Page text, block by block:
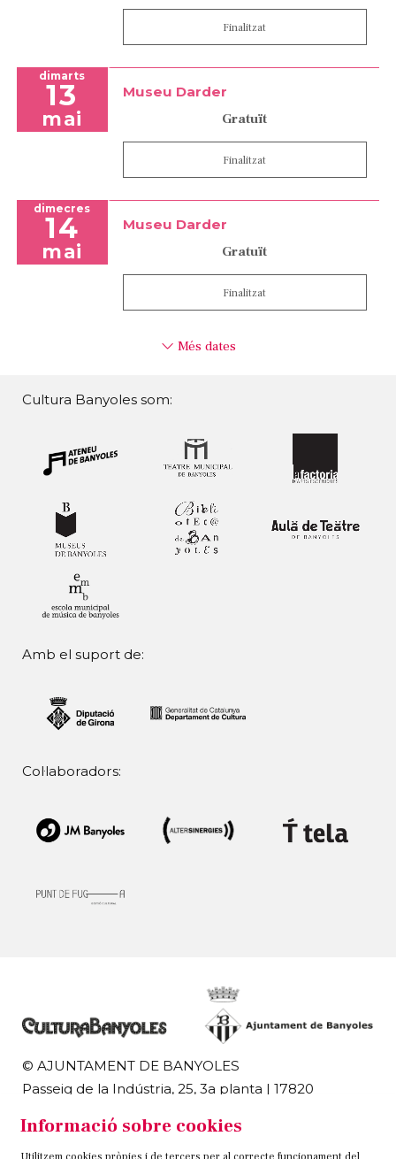
Finalitzat
dimarts
13
mai
Museu Darder
Gratuït
Finalitzat
dimecres
14
mai
Museu Darder
Gratuït
Finalitzat
Més dates
Cultura Banyoles som:
Amb el suport de:
Col·laboradors:
© AJUNTAMENT DE BANYOLES
Passeig de la Indústria, 25, 3a planta | 17820
972 58 18 48 | 972 57 00 50
Informació sobre cookies